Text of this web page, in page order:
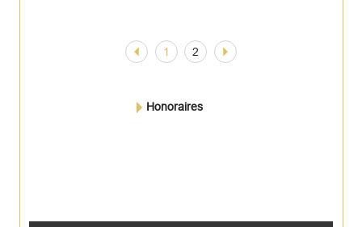
1 2
Honoraires